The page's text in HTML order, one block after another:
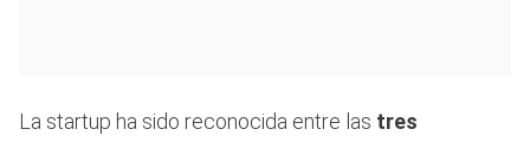
La startup ha sido reconocida entre las tres